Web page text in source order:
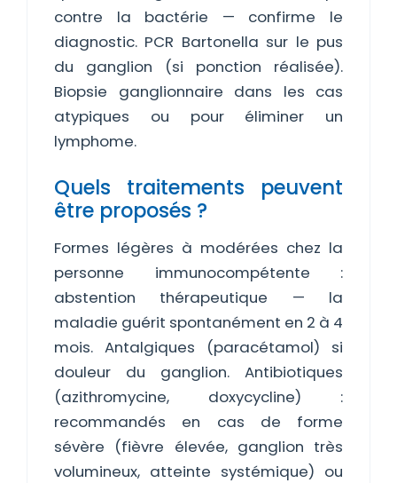
contre la bactérie — confirme le
diagnostic. PCR Bartonella sur le pus
du ganglion (si ponction réalisée).
Biopsie ganglionnaire dans les cas
atypiques ou pour éliminer un
lymphome.
Quels traitements peuvent
être proposés ?
Formes légères à modérées chez la
personne immunocompétente :
abstention thérapeutique — la
maladie guérit spontanément en 2 à 4
mois. Antalgiques (paracétamol) si
douleur du ganglion. Antibiotiques
(azithromycine, doxycycline) :
recommandés en cas de forme
sévère (fièvre élevée, ganglion très
volumineux, atteinte systémique) ou